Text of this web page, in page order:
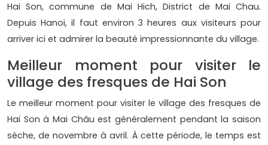
Hai Son, commune de Mai Hich, District de Mai Chau.
Depuis Hanoï, il faut environ 3 heures aux visiteurs pour
arriver ici et admirer la beauté impressionnante du village.
Meilleur moment pour visiter le
village des fresques de Hai Son
Le meilleur moment pour visiter le village des fresques de
Hai Son à Mai Châu est généralement pendant la saison
sèche, de novembre à avril. À cette période, le temps est